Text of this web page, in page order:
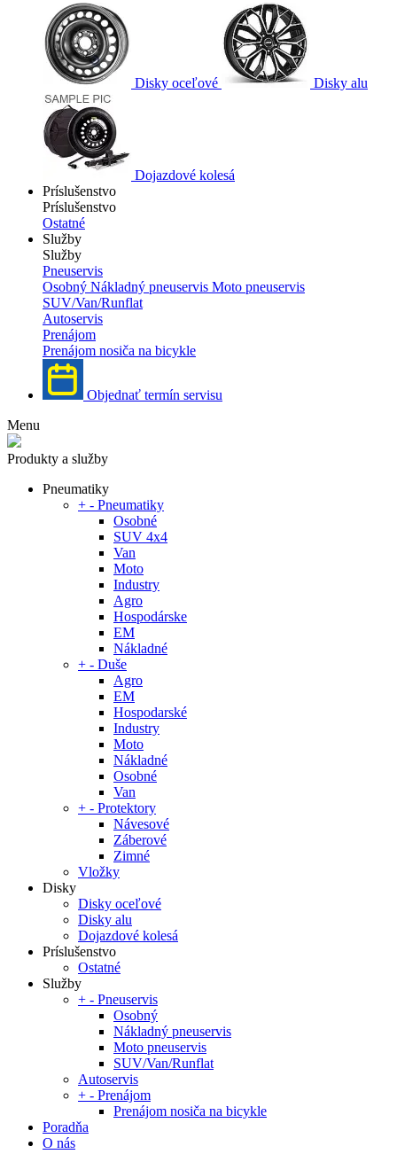
Disky oceľové Disky alu
Dojazdové kolesá
Príslušenstvo
Príslušenstvo
Ostatné
Služby
Služby
Pneuservis
Osobný Nákladný pneuservis Moto pneuservis
SUV/Van/Runflat
Autoservis
Prenájom
Prenájom nosiča na bicykle
Objednať termín servisu
Menu
Produkty a služby
Pneumatiky
+ - Pneumatiky
Osobné
SUV 4x4
Van
Moto
Industry
Agro
Hospodárske
EM
Nákladné
+ - Duše
Agro
EM
Hospodarské
Industry
Moto
Nákladné
Osobné
Van
+ - Protektory
Návesové
Záberové
Zimné
Vložky
Disky
Disky oceľové
Disky alu
Dojazdové kolesá
Príslušenstvo
Ostatné
Služby
+ - Pneuservis
Osobný
Nákladný pneuservis
Moto pneuservis
SUV/Van/Runflat
Autoservis
+ - Prenájom
Prenájom nosiča na bicykle
Poradňa
O nás